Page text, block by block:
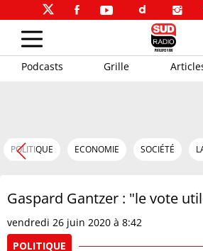
Podcasts Grille
POLITIQUE ECONOMIE SOCIÉTÉ
Gaspard Gantzer : "le vote
vendredi 26 juin 2020 à 8:42
POLITIQUE